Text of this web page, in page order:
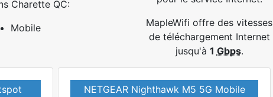
Charette QC:
Mobile
MapleWifi offre des vitesses
de téléchargement Internet
jusqu'à 1 Gbps.
NETGEAR Nighthawk M5 5G Mobile